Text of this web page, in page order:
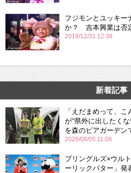
フジモンとユッキ
か？ 吉本興業は否
2019/12/31 12:38
新着記事
「えだまめって、
が“県外に出したく
を森のビアガーデン
2026/08/05 11:06
プリングルズ×ウル
ーリックバター」